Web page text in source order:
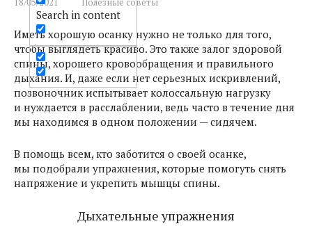
Search in content
18/05/2021 Полезные советы
Иметь хорошую осанку нужно не только для того,
чтобы выглядеть красиво. Это также залог здоровой
спины, хорошего кровообращения и правильного
дыхания. И, даже если нет серьезных искривлений,
позвоночник испытывает колоссальную нагрузку
и нуждается в расслаблении, ведь часто в течение дня
мы находимся в одном положении — сидячем.
В помощь всем, кто заботится о своей осанке,
мы подобрали упражнения, которые помогуть снять
напряжение и укрепить мышцы спины.
Дыхательные упражнения